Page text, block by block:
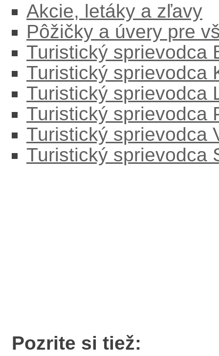
Akcie, letáky a zľavy
Pôžičky a úvery pre
Turistický sprievodca
Turistický sprievodca
Turistický sprievodca
Turistický sprievodca
Turistický sprievodca
Turistický sprievodca
Pozrite si tiež: